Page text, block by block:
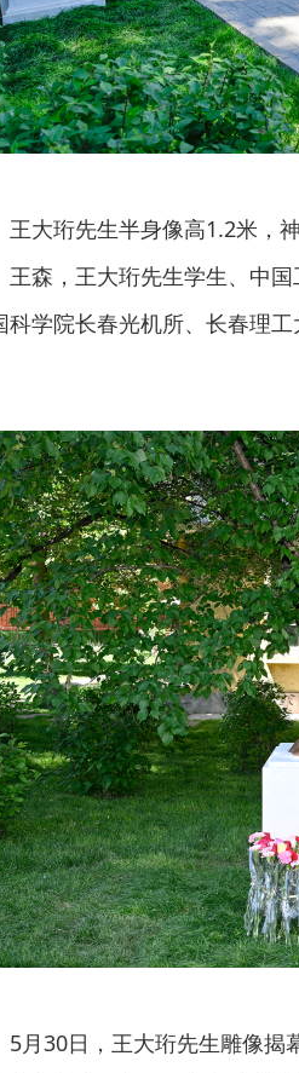
王大珩先生半身像高1.2米，
王森，王大珩先生学生、中
科学院长春光机所、长春理
5月30日，王大珩先生雕像揭